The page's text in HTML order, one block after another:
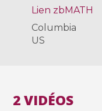
Lien zbMATH
Columbia
US
2 VIDÉOS